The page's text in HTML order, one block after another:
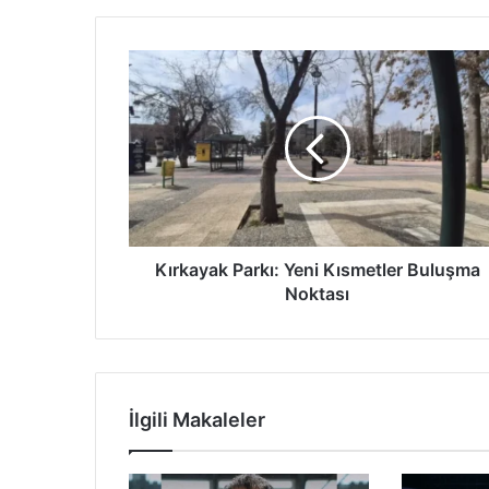
K
ı
r
k
a
y
a
k
P
ı
e
n
i
K
Kırkayak Parkı: Yeni Kısmetler Buluşma
Noktası
İlgili Makaleler